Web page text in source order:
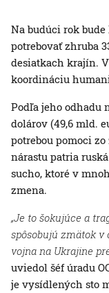
Na budúci rok
potrebovať zhruba
desiatkach krajín.
koordináciu
Podľa jeho odhadu
dolárov (49,6 mld.
potrebou pomoci
nárastu patria
sucho, ktoré v
zmena.
„Je to šokujúce a
spôsobujú zmätok v
vojna na Ukrajine
uviedol šéf úradu
je vysídlených sto